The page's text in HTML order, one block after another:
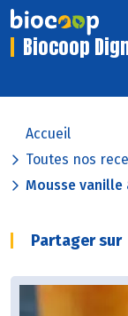
Biocoop
Accueil
Toutes nos
Mousse vanille
Partager sur